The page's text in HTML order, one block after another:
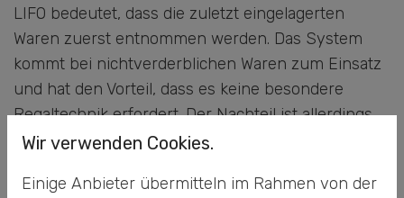
LIFO bedeutet, dass die zuletzt eingelagerten
Waren zuerst entnommen werden. Das System
kommt bei nichtverderblichen Waren zum Einsatz
und hat den Vorteil, dass es keine besondere
Regaltechnik erfordert. Der Nachteil ist allerdings,
dass die Waren hinten im Regal eine sehr lange
Wir verwenden Cookies.
Einige Anbieter übermitteln im Rahmen von der